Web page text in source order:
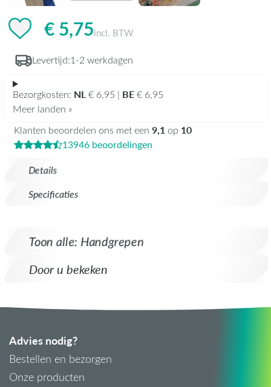
Details
Specificaties
€ 5,75incl. BTW
Levertijd:1-2 werkdagen
Bezorgkosten: NL€ 6,95 | BE€ 6,95
Meer landen »
Klanten beoordelen ons met een 9,1 op 10
13946 beoordelingen
Toon alle: Handgrepen
Door u bekeken
Advies nodig?
Bestellen en bezorgen
Onze producten